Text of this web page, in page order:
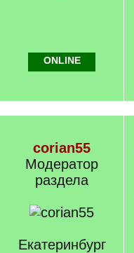
ONLINE
corian55
Модератор
раздела
Екатеринбург